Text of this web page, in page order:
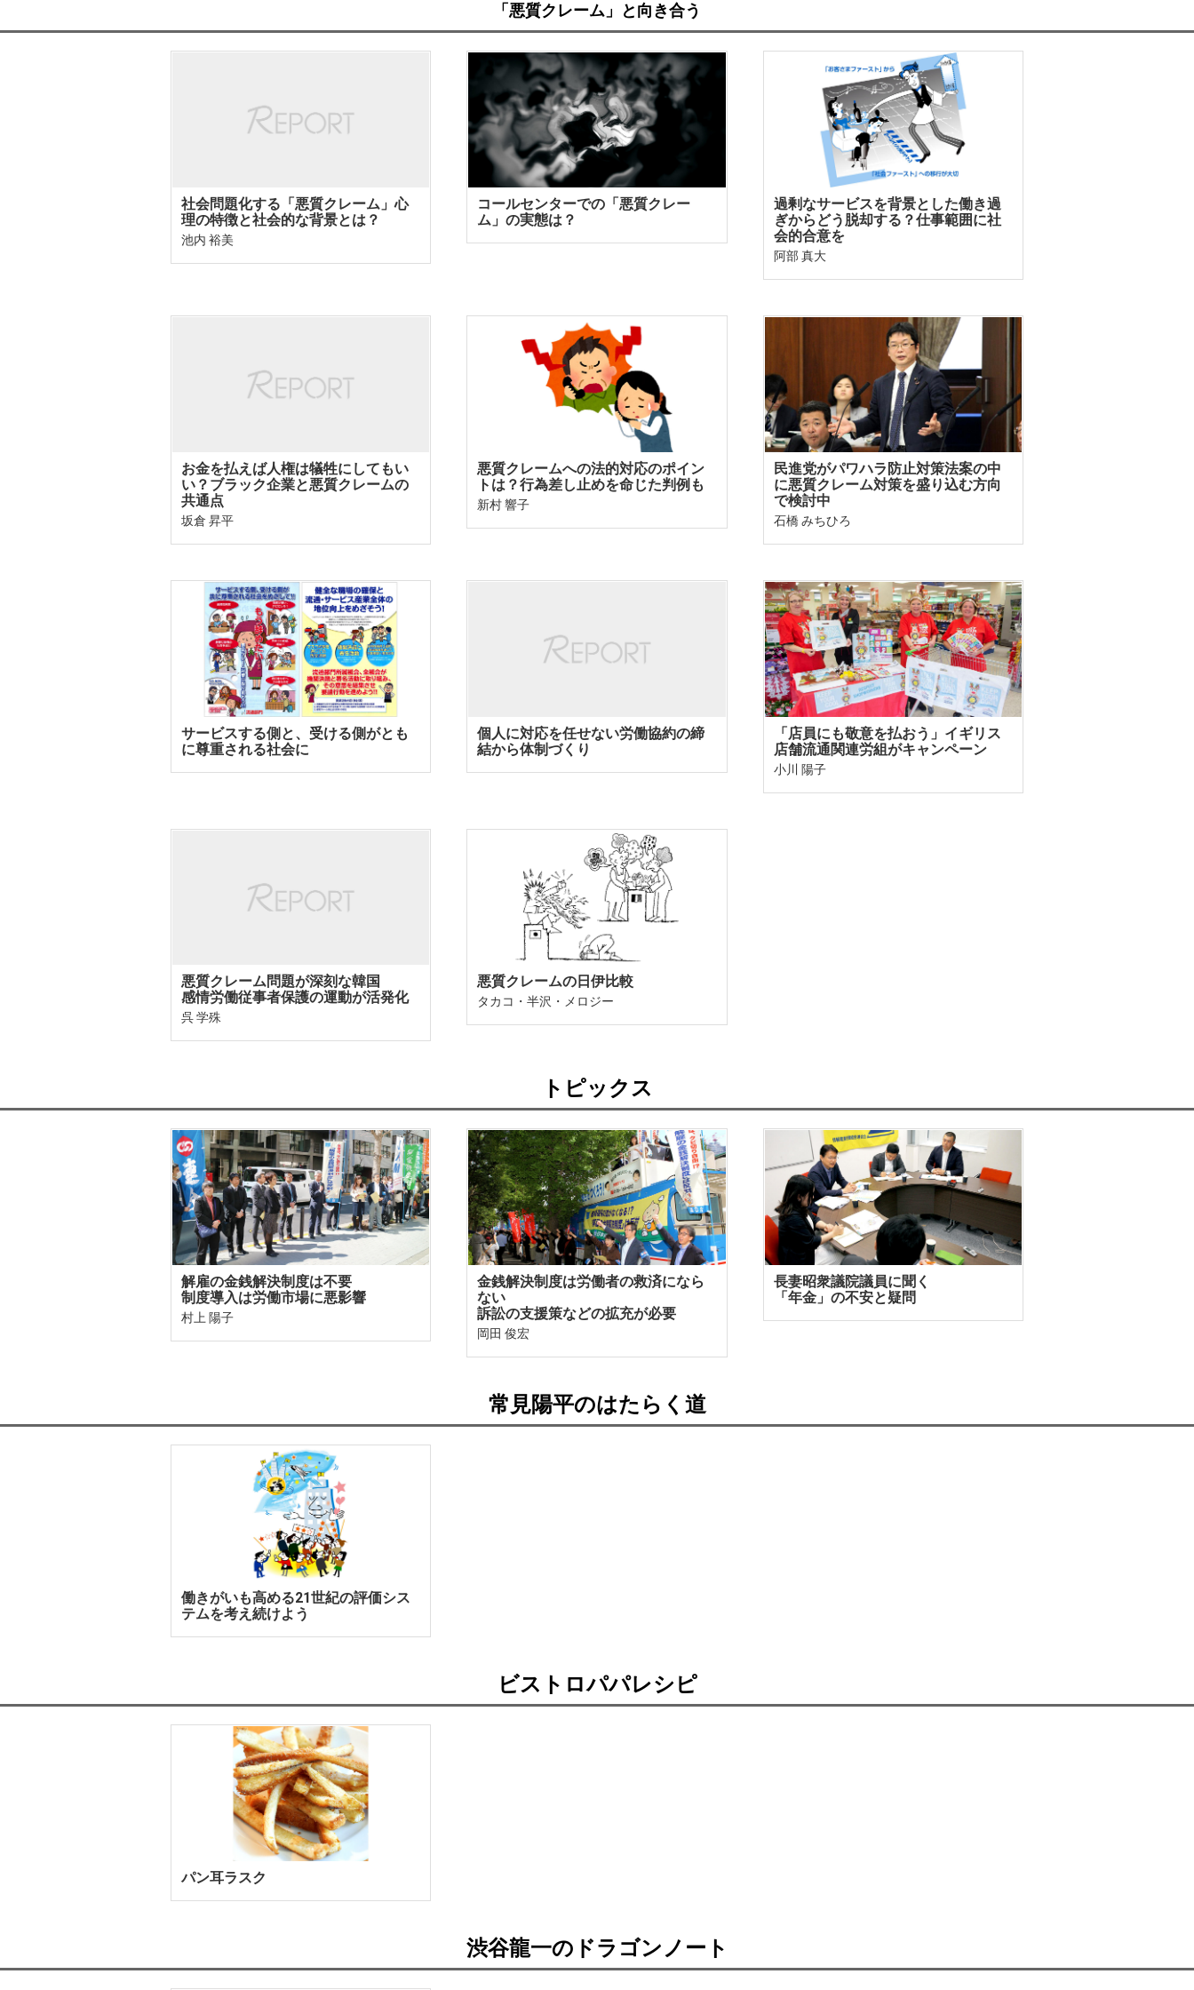
「悪質クレーム」と向き合う
社会問題化する「悪質クレーム」心
理の特徴と社会的な背景とは？
池内 裕美
コールセンターでの「悪質クレー
ム」の実態は？
過剰なサービスを背景とした働き過
ぎからどう脱却する？仕事範囲に社
会的合意を
阿部 真大
お金を払えば人権は犠牲にしてもい
い？ブラック企業と悪質クレームの
共通点
坂倉 昇平
悪質クレームへの法的対応のポイン
トは？行為差し止めを命じた判例も
新村 響子
民進党がパワハラ防止対策法案の中
に悪質クレーム対策を盛り込む方向
で検討中
石橋 みちひろ
サービスする側と、受ける側がとも
に尊重される社会に
個人に対応を任せない労働協約の締
結から体制づくり
「店員にも敬意を払おう」イギリス
店舗流通関連労組がキャンペーン
小川 陽子
悪質クレーム問題が深刻な韓国
感情労働従事者保護の運動が活発化
呉 学殊
悪質クレームの日伊比較
タカコ・半沢・メロジー
トピックス
解雇の金銭解決制度は不要
制度導入は労働市場に悪影響
村上 陽子
金銭解決制度は労働者の救済になら
ない
訴訟の支援策などの拡充が必要
岡田 俊宏
長妻昭衆議院議員に聞く
「年金」の不安と疑問
常見陽平のはたらく道
働きがいも高める21世紀の評価シス
テムを考え続けよう
ビストロパパレシピ
パン耳ラスク
渋谷龍一のドラゴンノート